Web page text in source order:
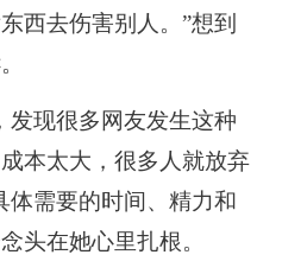
西去伤害别人。”想到
发现很多网友发生这种
本太大，很多人就放弃
体需要的时间、精力和
头在她心里扎根。